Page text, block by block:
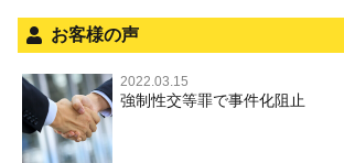
文書偽造・偽造文書行使
銃刀法違反
児童虐待・保護責任者遺棄
文書偽造・偽造文書行使
不正競争防止法
法人と刑事事件（脱税関係，従業員逮捕，
面会・差し入れ
お客様の声
2022.03.15
強制性交等罪で事件化阻止